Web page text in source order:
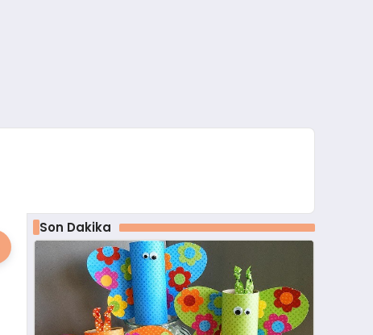
Son Dakika